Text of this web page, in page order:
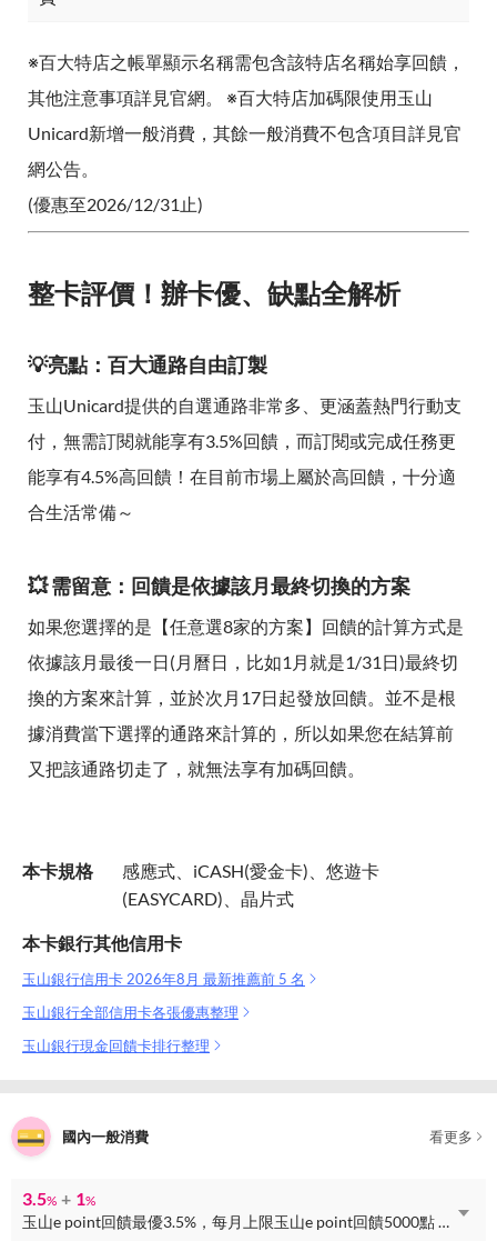
※百大特店之帳單顯示名稱需包含該特店名稱始享回饋，
其他注意事項詳見官網。 ※百大特店加碼限使用玉山
Unicard新增一般消費，其餘一般消費不包含項目詳見官
網公告。
(優惠至2026/12/31止)
整卡評價！辦卡優、缺點全解析
💡亮點：百大通路自由訂製
玉山Unicard提供的自選通路非常多、更涵蓋熱門行動支
付，無需訂閱就能享有3.5%回饋，而訂閱或完成任務更
能享有4.5%高回饋！在目前市場上屬於高回饋，十分適
合生活常備～
💥 需留意：回饋是依據該月最終切換的方案
如果您選擇的是【任意選8家的方案】回饋的計算方式是
依據該月最後一日(月曆日，比如1月就是1/31日)最終切
換的方案來計算，並於次月17日起發放回饋。並不是根
據消費當下選擇的通路來計算的，所以如果您在結算前
又把該通路切走了，就無法享有加碼回饋。
本卡規格
感應式、iCASH(愛金卡)、悠遊卡
(EASYCARD)、晶片式
本卡銀行其他信用卡
玉山銀行信用卡 2026年8月 最新推薦前 5 名
玉山銀行全部信用卡各張優惠整理
玉山銀行現金回饋卡排行整理
國內一般消費 看更多
3.5% + 1%
玉山e point回饋最優3.5%，每月上限玉山e point回饋5000點 + 玉山e point回饋最優1%，無上限